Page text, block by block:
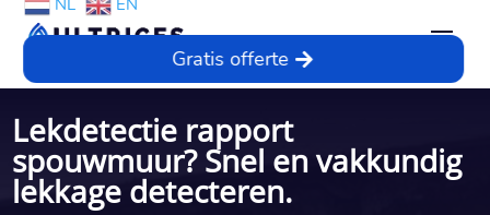
NL EN
Gratis offerte
Lekdetectie rapport
spouwmuur? Snel en vakkundig
lekkage detecteren.